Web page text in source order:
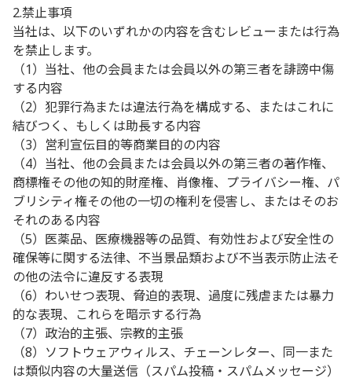
2.禁止事項
当社は、以下のいずれかの内容を含むレビューまたは行為
を禁止します。
（1）当社、他の会員または会員以外の第三者を誹謗中傷
する内容
（2）犯罪行為または違法行為を構成する、またはこれに
結びつく、もしくは助長する内容
（3）営利宣伝目的等商業目的の内容
（4）当社、他の会員または会員以外の第三者の著作権、
商標権その他の知的財産権、肖像権、プライバシー権、パ
ブリシティ権その他の一切の権利を侵害し、またはそのお
それのある内容
（5）医薬品、医療機器等の品質、有効性および安全性の
確保等に関する法律、不当景品類および不当表示防止法そ
の他の法令に違反する表現
（6）わいせつ表現、脅迫的表現、過度に残虐または暴力
的な表現、これらを暗示する行為
（7）政治的主張、宗教的主張
（8）ソフトウェアウィルス、チェーンレター、同一また
は類似内容の大量送信（スパム投稿・スパムメッセージ）